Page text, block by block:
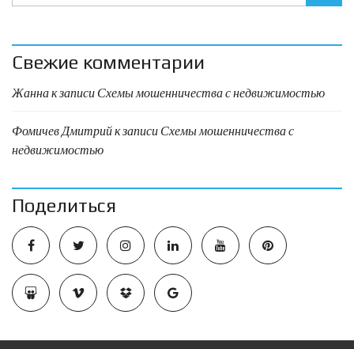
Свежие комментарии
Жаннак записи Схемы мошенничества с недвижимостью
Фомичев Дмитрийк записи Схемы мошенничества с
недвижимостью
Поделиться